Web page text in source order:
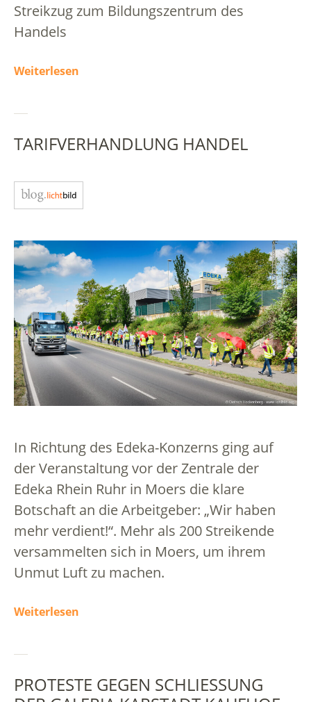
Streikzug zum Bildungszentrum des
Handels
Weiterlesen
TARIFVERHANDLUNG HANDEL
In Richtung des Edeka-Konzerns ging auf
der Veranstaltung vor der Zentrale der
Edeka Rhein Ruhr in Moers die klare
Botschaft an die Arbeitgeber: „Wir haben
mehr verdient!“. Mehr als 200 Streikende
versammelten sich in Moers, um ihrem
Unmut Luft zu machen.
Weiterlesen
PROTESTE GEGEN SCHLIESSUNG D